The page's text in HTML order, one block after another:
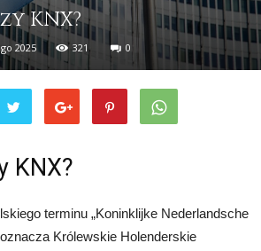
KNX?
2025 321 0
KNX?
terminu „Koninklijke Nederlandsche
Królewskie Holenderskie